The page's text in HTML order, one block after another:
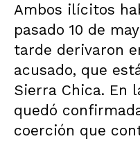
Ambos ilícitos
pasado 10 de
tarde derivaron
acusado, que
Sierra Chica. En
quedó
coerción que